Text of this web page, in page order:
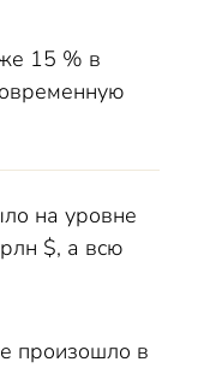
15 % в
на уровне
$, а всю
произошло в